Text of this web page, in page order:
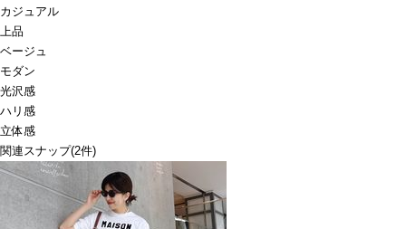
カジュアル
上品
ベージュ
モダン
光沢感
ハリ感
立体感
関連スナップ(2件)